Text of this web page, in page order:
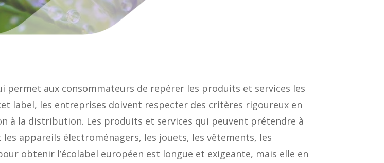
permet aux consommateurs de repérer les produits et services les
label, les entreprises doivent respecter des critères rigoureux en
à la distribution. Les produits et services qui peuvent prétendre à
appareils électroménagers, les jouets, les vêtements, les
obtenir l’écolabel européen est longue et exigeante, mais elle en